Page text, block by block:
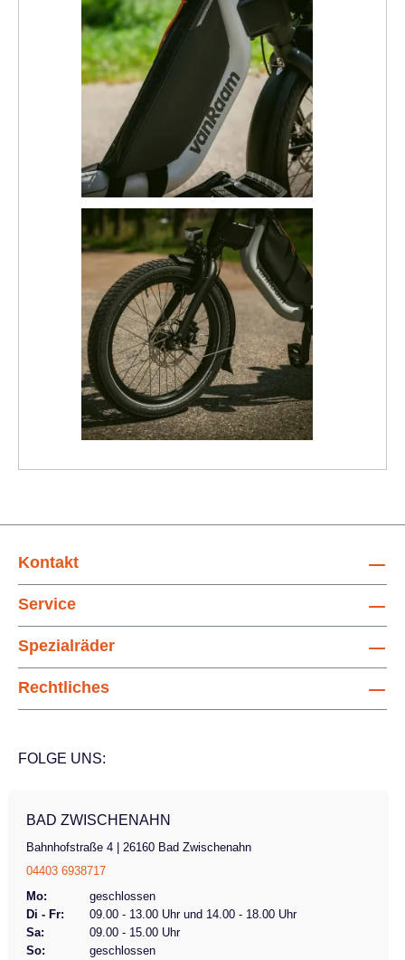
Kontakt
Service
Spezialräder
Rechtliches
FOLGE UNS:
BAD ZWISCHENAHN
Bahnhofstraße 4 | 26160 Bad Zwischenahn
04403 6938717
Mo:
geschlossen
Di - Fr:
09.00 - 13.00 Uhr und 14.00 - 18.00 Uhr
Sa:
09.00 - 15.00 Uhr
So:
geschlossen